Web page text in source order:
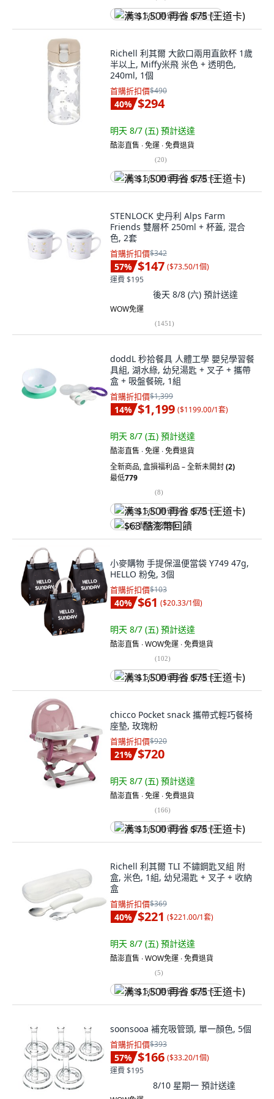
满 $1,500 再省 $75 (王道卡)
Richell 利其爾 大飲口兩用直飲杯 1歲
半以上, Miffy米飛 米色 + 透明色,
240ml, 1個
首購折扣價$490
40% $294
明天 8/7 (五) 預計送達
酷澎直售 ∙ 免運 ∙ 免費退貨
(20)
满 $1,500 再省 $75 (王道卡)
STENLOCK 史丹利 Alps Farm
Friends 雙層杯 250ml + 杯蓋, 混合
色, 2套
首購折扣價$342
57% $147 ($73.50/1個)
運費 $195
後天 8/8 (六) 預計送達
WOW免運
(1451)
doddL 秒拾餐具 人體工學 嬰兒學習餐
具組, 湖水綠, 幼兒湯匙 + 叉子 + 攜帶
盒 + 吸盤餐碗, 1組
首購折扣價$1,399
14% $1,199 ($1199.00/1套)
明天 8/7 (五) 預計送達
酷澎直售 ∙ 免運 ∙ 免費退貨
全新商品,盒損福利品 – 全新未開封(2)
最低779
(8)
满 $1,500 再省 $75 (王道卡)
$63 酷澎幣回饋
小麥購物 手提保溫便當袋 Y749 47g,
HELLO 粉兔, 3個
首購折扣價$103
40% $61 ($20.33/1個)
明天 8/7 (五) 預計送達
酷澎直售 ∙ WOW免運 ∙ 免費退貨
(102)
满 $1,500 再省 $75 (王道卡)
chicco Pocket snack 攜帶式輕巧餐椅
座墊, 玫瑰粉
首購折扣價$920
21% $720
明天 8/7 (五) 預計送達
酷澎直售 ∙ 免運 ∙ 免費退貨
(166)
满 $1,500 再省 $75 (王道卡)
Richell 利其爾 TLI 不鏽鋼匙叉組 附
盒, 米色, 1組, 幼兒湯匙 + 叉子 + 收納
盒
首購折扣價$369
40% $221 ($221.00/1套)
明天 8/7 (五) 預計送達
酷澎直售 ∙ WOW免運 ∙ 免費退貨
(5)
满 $1,500 再省 $75 (王道卡)
soonsooa 補充吸管頭, 單一顏色, 5個
首購折扣價$393
57% $166 ($33.20/1個)
運費 $195
8/10 星期一 預計送達